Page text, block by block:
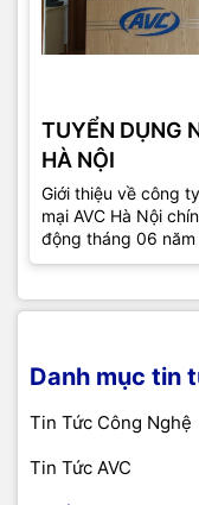
TUYỂN DỤNG
HÀ NỘI
Giới thiệu về công
mại AVC Hà Nội
động tháng 06
Danh mục tin
Tin Tức Công Nghệ
Tin Tức AVC